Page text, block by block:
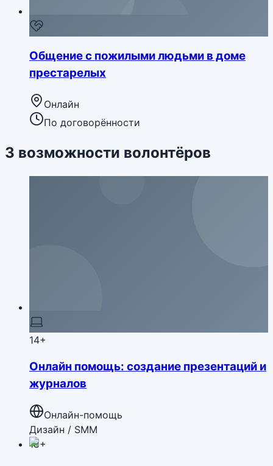
Общение с пожилыми людьми в доме
престарелых
Онлайн
По договорённости
3 возможности волонтёров
14+
Онлайн помощь: создание презентаций и
журналов
Онлайн-помощь
Дизайн / SMM
18+